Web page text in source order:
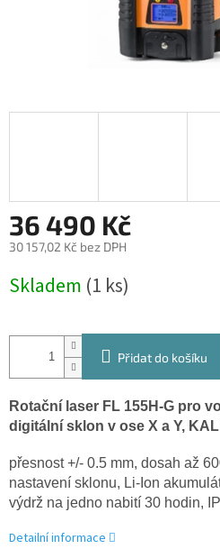
36 490 Kč
30 157,02 Kč bez DPH
cena:
Skladem (1 ks)
Přidat do košíku
Rotační laser FL 155H-G pro
digitální sklon v ose X a Y,
přesnost +/- 0.5 mm, dosah až
nastavení sklonu, Li-Ion
výdrž na jedno nabití 30 hodin,
Detailní informace